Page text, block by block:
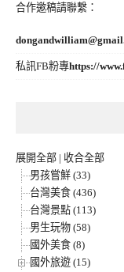
合作邀稿請聯繫：
私訊FB粉專https://
展開全部 | 收合全部
男孩嘗鮮 (33)
台灣美食 (436)
台灣景點 (113)
男生玩物 (58)
國外美食 (8)
國外旅遊 (15)